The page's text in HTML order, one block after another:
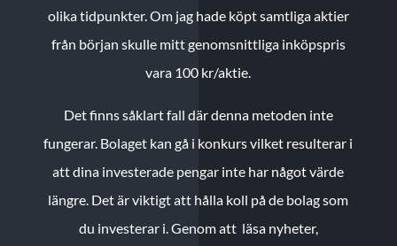
olika tidpunkter. Om jag hade köpt samtliga aktier
från början skulle mitt genomsnittliga inköpspris
vara 100 kr/aktie.
Det finns såklart fall där denna metoden inte
fungerar. Bolaget kan gå i konkurs vilket resulterar i
att dina investerade pengar inte har något värde
längre. Det är viktigt att hålla koll på de bolag som
du investerar i. Genom att läsa nyheter,